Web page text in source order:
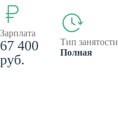
Зарплата
67 400
руб.
Тип занятости
Полная